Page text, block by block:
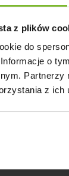
z plików
do
o
Partnerzy
z ich
TROPICAL
Cena